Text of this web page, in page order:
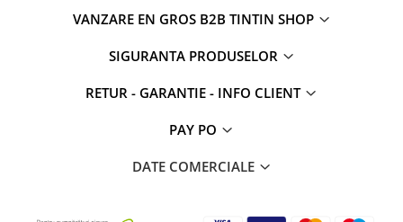
VANZARE EN GROS B2B TINTIN SHOP
SIGURANTA PRODUSELOR
RETUR - GARANTIE - INFO CLIENT
PAY PO
DATE COMERCIALE